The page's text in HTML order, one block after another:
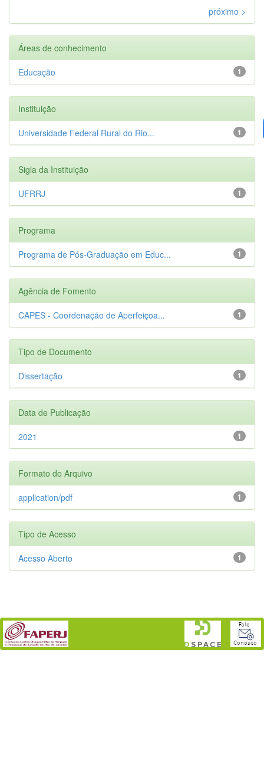
próximo >
Áreas de conhecimento
1
Educação
Instituição
1
Universidade Federal Rural do Rio...
Sigla da Instituição
1
UFRRJ
Programa
1
Programa de Pós-Graduação em Educ...
Agência de Fomento
1
CAPES - Coordenação de Aperfeiçoa...
Tipo de Documento
1
Dissertação
Data de Publicação
1
2021
Formato do Arquivo
1
application/pdf
Tipo de Acesso
1
Acesso Aberto